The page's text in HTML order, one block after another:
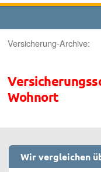
Versicherung-Archive:
Wohnort
Wir vergleichen